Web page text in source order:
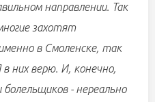
направлении. Так
захотят
в Смоленске, так
в них верю. И, конечно,
- нереально